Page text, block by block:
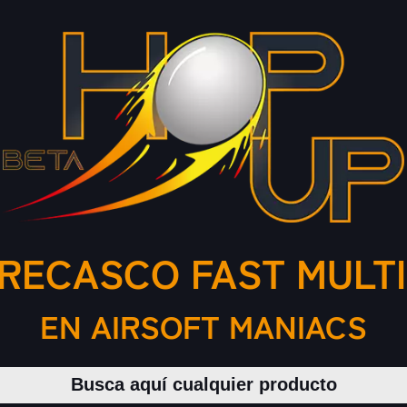
FAST
EN AIRSOFT MANIACS
Buscar productos